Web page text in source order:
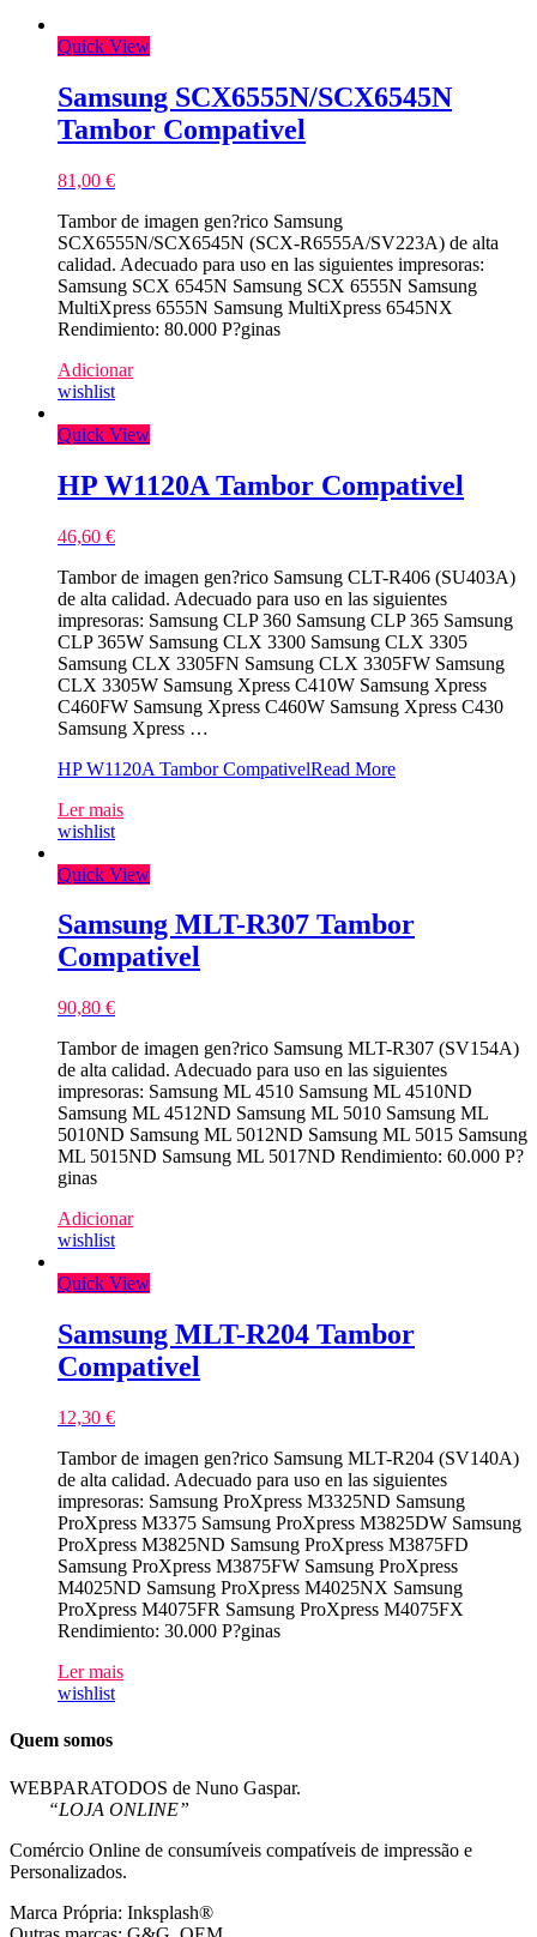
Quick View
Samsung SCX6555N/SCX6545N
Tambor Compativel
81,00 €
Tambor de imagen gen?rico Samsung
SCX6555N/SCX6545N (SCX-R6555A/SV223A) de alta
calidad. Adecuado para uso en las siguientes impresoras:
Samsung SCX 6545N Samsung SCX 6555N Samsung
MultiXpress 6555N Samsung MultiXpress 6545NX
Rendimiento: 80.000 P?ginas
Adicionar
wishlist
Quick View
HP W1120A Tambor Compativel
46,60 €
Tambor de imagen gen?rico Samsung CLT-R406 (SU403A)
de alta calidad. Adecuado para uso en las siguientes
impresoras: Samsung CLP 360 Samsung CLP 365 Samsung
CLP 365W Samsung CLX 3300 Samsung CLX 3305
Samsung CLX 3305FN Samsung CLX 3305FW Samsung
CLX 3305W Samsung Xpress C410W Samsung Xpress
C460FW Samsung Xpress C460W Samsung Xpress C430
Samsung Xpress …
HP W1120A Tambor CompativelRead More
Ler mais
wishlist
Quick View
Samsung MLT-R307 Tambor
Compativel
90,80 €
Tambor de imagen gen?rico Samsung MLT-R307 (SV154A)
de alta calidad. Adecuado para uso en las siguientes
impresoras: Samsung ML 4510 Samsung ML 4510ND
Samsung ML 4512ND Samsung ML 5010 Samsung ML
5010ND Samsung ML 5012ND Samsung ML 5015 Samsung
ML 5015ND Samsung ML 5017ND Rendimiento: 60.000 P?
ginas
Adicionar
wishlist
Quick View
Samsung MLT-R204 Tambor
Compativel
12,30 €
Tambor de imagen gen?rico Samsung MLT-R204 (SV140A)
de alta calidad. Adecuado para uso en las siguientes
impresoras: Samsung ProXpress M3325ND Samsung
ProXpress M3375 Samsung ProXpress M3825DW Samsung
ProXpress M3825ND Samsung ProXpress M3875FD
Samsung ProXpress M3875FW Samsung ProXpress
M4025ND Samsung ProXpress M4025NX Samsung
ProXpress M4075FR Samsung ProXpress M4075FX
Rendimiento: 30.000 P?ginas
Ler mais
wishlist
Quem somos
WEBPARATODOS de Nuno Gaspar.
“LOJA ONLINE”
Comércio Online de consumíveis compatíveis de impressão e
Personalizados.
Marca Própria: Inksplash®